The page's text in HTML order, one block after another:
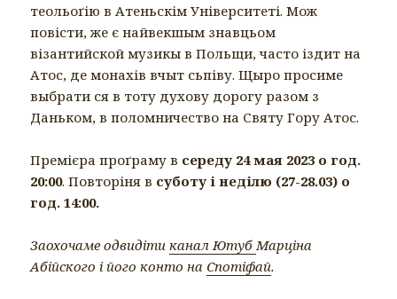
теольоґію в Атеньскім Університеті. Мож
повісти, же є найвекшым знавцьом
візантийской музикы в Польщи, часто іздит на
Атос, де монахів вчыт сьпіву. Щыро просиме
выбрати ся в тоту духову дорогу разом з
Даньком, в поломничество на Святу Гору Атос.
Премієра проґраму в середу 24 мая 2023 о год.
20:00. Повторіня в суботу і неділю (27-28.03) о
год. 14:00.
Заохочаме одвидітиканал ЮтубМарціна
Абійского і його конто на Спотіфай.